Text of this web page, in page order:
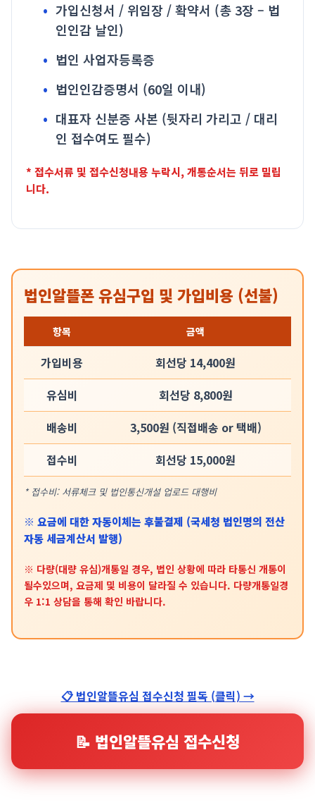
가입신청서 / 위임장 / 확약서 (총 3장 – 법
인인감 날인)
법인 사업자등록증
법인인감증명서 (60일 이내)
대표자 신분증 사본 (뒷자리 가리고 / 대리
인 접수여도 필수)
* 접수서류 및 접수신청내용 누락시, 개통순서는 뒤로 밀립
니다.
법인알뜰폰 유심구입 및 가입비용 (선불)
항목 금액
가입비용
회선당 14,400원
유심비
회선당 8,800원
배송비
3,500원 (직접배송 or 택배)
접수비
회선당 15,000원
* 접수비: 서류체크 및 법인통신개설 업로드 대행비
※ 요금에 대한 자동이체는 후불결제 (국세청 법인명의 전산
자동 세금계산서 발행)
※ 다량(대량 유심)개통일 경우, 법인 상황에 따라 타통신 개통이
될수있으며, 요금제 및 비용이 달라질 수 있습니다. 다량개통일경
우 1:1 상담을 통해 확인 바랍니다.
📋 법인알뜰유심 접수신청 필독 (클릭) →
📝 법인알뜰유심 접수신청